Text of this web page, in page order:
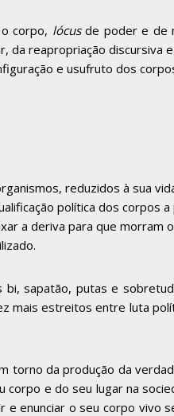
corpo, lócusde poder e de
reapropriação discursiva
e usufruto dos
reduzidos à sua
política dos corpos
a deriva para que
sapatão, putas e
mais estreitos entre luta
torno da produção da
corpo e do seu lugar na
enunciar o seu corpo